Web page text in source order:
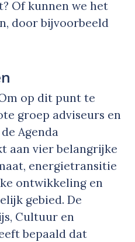
Of kunnen we het
door bijvoorbeeld
op dit punt te
groep adviseurs en
Agenda
aan vier belangrijke
energietransitie
ontwikkeling en
gebied. De
Cultuur en
bepaald dat